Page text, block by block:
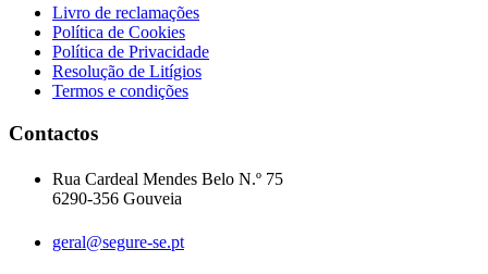
Livro de reclamações
Política de Cookies
Política de Privacidade
Resolução de Litígios
Termos e condições
Contactos
Rua Cardeal Mendes Belo N.º 75
6290-356 Gouveia
geral@segure-se.pt